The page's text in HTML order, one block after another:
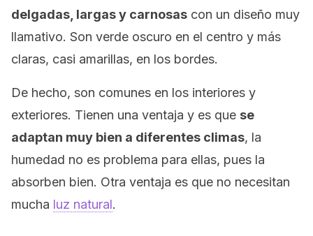
delgadas, largas y carnosas con un diseño muy
llamativo. Son verde oscuro en el centro y más
claras, casi amarillas, en los bordes.
De hecho, son comunes en los interiores y
exteriores. Tienen una ventaja y es que se
adaptan muy bien a diferentes climas, la
humedad no es problema para ellas, pues la
absorben bien. Otra ventaja es que no necesitan
mucha luz natural.